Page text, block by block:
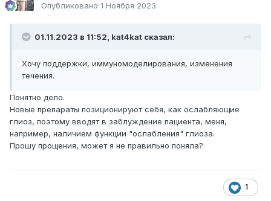
Опубликовано 1 Ноября 2023
01.11.2023 в 11:52, kat4kat сказал:
Хочу поддержки, иммуномоделирования, изменения
течения.
Понятно дело.
Новые препараты позиционируют себя, как ослабляющие
глиоз, поэтому вводят в заблуждение пациента, меня,
например, наличием функции "ослабления" глиоза.
Прошу прощения, может я не правильно поняла?
1